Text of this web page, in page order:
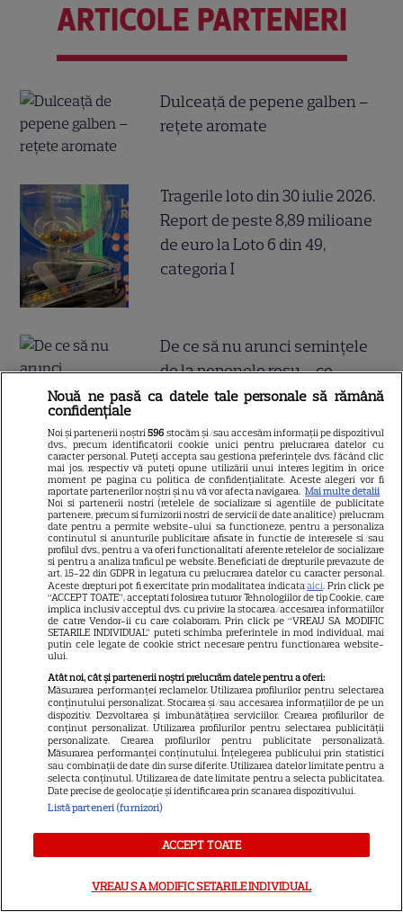
ARTICOLE PARTENERI
Dulceață de pepene galben –
rețete aromate
Tragerile loto din 30 iulie 2026.
Report de peste 8,89 milioane
de euro la Loto 6 din 49,
categoria I
De ce să nu arunci semințele
de la pepenele roșu – ce
beneficii au
Ghidul udării corecte pe timp
de caniculă: când, cât şi cum
udăm plantele
ALTE ARTICOLE
INTERESANTE
NETFLIX
Noutăți Netflix în august 2026:
Robert De Niro, „Nosferatu” și
noile sezoane din „Outer
singurătate”
Nouă ne pasă ca datele tale personale să rămână
confidențiale
Noi și partenerii noștri596 stocăm și/sau accesăm informații pe dispozitivul
dvs., precum identificatorii cookie unici pentru prelucrarea datelor cu
caracter personal. Puteți accepta sau gestiona preferințele dvs. făcând clic
mai jos, respectiv vă puteți opune utilizării unui interes legitim în orice
moment pe pagina cu politica de confidențialitate. Aceste alegeri vor fi
raportate partenerilor noștri și nu vă vor afecta navigarea. Mai multe detalii
Noi si partenerii nostri (retelele de socializare si agentiile de publicitate
partenere, precum si furnizorii nostri de servicii de date analitice) prelucram
date pentru a permite website-ului sa functioneze, pentru a personaliza
continutul si anunturile publicitare afisate in functie de interesele si/sau
profilul dvs., pentru a va oferi functionalitati aferente retelelor de socializare
si pentru a analiza traficul pe website. Beneficiati de drepturile prevazute de
art. 15-22 din GDPR in legatura cu prelucrarea datelor cu caracter personal.
Aceste drepturi pot fi exercitate prin modalitatea indicataaici. Prin click pe
“ACCEPT TOATE”, acceptati folosirea tuturor Tehnologiilor de tip Cookie, care
implica inclusiv acceptul dvs. cu privire la stocarea/accesarea informatiilor
de catre Vendor-ii cu care colaboram. Prin click pe “VREAU SA MODIFIC
SETARILE INDIVIDUAL” puteti schimba preferintele in mod individual, mai
putin cele legate de cookie strict necesare pentru functionarea website-
ului.
Atât noi, cât și partenerii noștri prelucrăm datele pentru a oferi:
Măsurarea performanței reclamelor. Utilizarea profilurilor pentru selectarea
conținutului personalizat. Stocarea și/sau accesarea informațiilor de pe un
dispozitiv. Dezvoltarea și îmbunătățirea serviciilor. Crearea profilurilor de
conținut personalizat. Utilizarea profilurilor pentru selectarea publicității
personalizate. Crearea profilurilor pentru publicitate personalizată.
Măsurarea performanței conținutului. Înțelegerea publicului prin statistici
sau combinații de date din surse diferite. Utilizarea datelor limitate pentru a
selecta conținutul. Utilizarea de date limitate pentru a selecta publicitatea.
Date precise de geolocație și identificarea prin scanarea dispozitivului.
Listă parteneri (furnizori)
ACCEPT TOATE
VREAU SA MODIFIC SETARILE INDIVIDUAL